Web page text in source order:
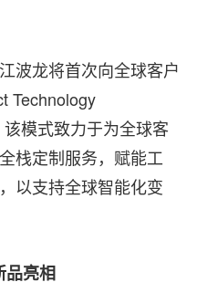
波龙将首次向全球客户
Technology
模式致力于为全球客
栈定制服务，赋能工
以支持全球智能化变
品亮相